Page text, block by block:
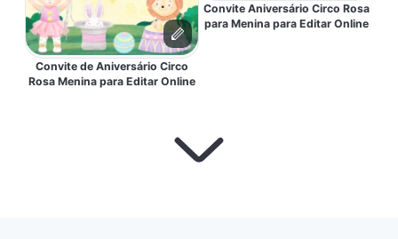
Convite de Aniversário Circo
Rosa Menina para Editar Online
Convite Aniversário Circo Rosa
para Menina para Editar Online